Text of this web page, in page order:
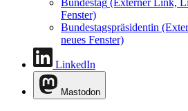
Fenster)
Bundestagspräsidentin
neues Fenster)
LinkedIn
Mastodon